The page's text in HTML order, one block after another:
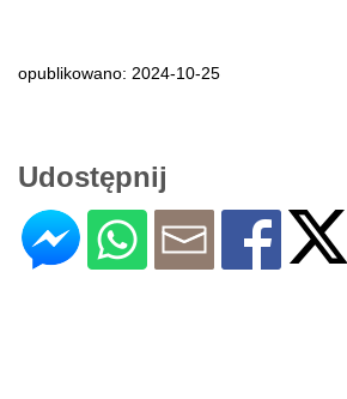
opublikowano: 2024-10-25
Udostępnij